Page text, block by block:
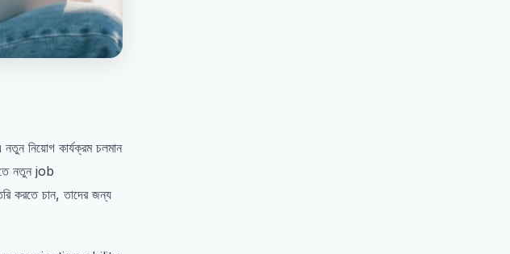
নিয়োগ কার্যক্রম চলমান
নতুন job
করতে চান, তাদের জন্য